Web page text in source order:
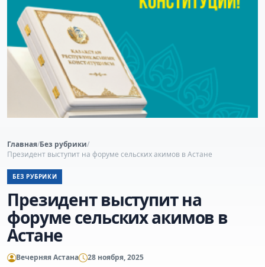
Главная/Без рубрики/
Президент выступит на форуме сельских акимов в Астане
БЕЗ РУБРИКИ
Президент выступит на
форуме сельских акимов в
Астане
Вечерняя Астана 28 ноября, 2025